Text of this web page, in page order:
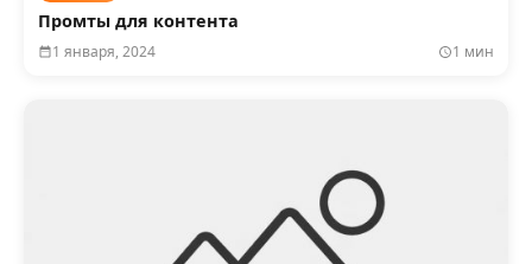
Промты для контента
1 января, 2024 1 мин